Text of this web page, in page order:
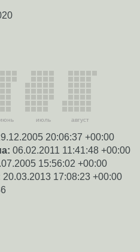
июнь июль август
20:06:37 +00:00
06.02.2011 11:41:48 +00:00
15:56:02 +00:00
20.03.2013 17:08:23 +00:00